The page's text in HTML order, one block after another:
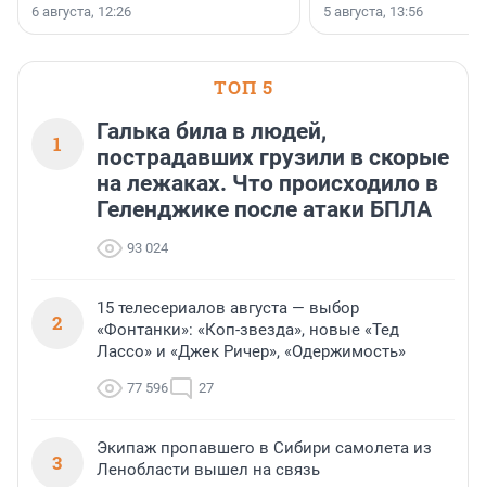
заключили соглашение о
6 августа, 12:26
5 августа, 13:56
ТОП 5
1
Галька била в людей,
пострадавших грузили в скорые
на лежаках. Что происходило в
Геленджике после атаки БПЛА
93 024
2
15 телесериалов августа — выбор
«Фонтанки»: «Коп-звезда», новые «Тед
Лассо» и «Джек Ричер», «Одержимость»
77 596 27
3
Экипаж пропавшего в Сибири самолета из
Ленобласти вышел на связь